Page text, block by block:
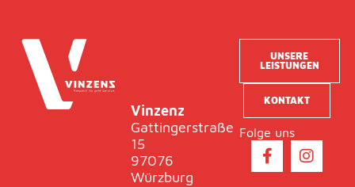
Vinzenz
Gattingerstraße
15
97076
Würzburg
UNSERE
LEISTUNGEN
KONTAKT
Folge uns
F
a
I
n